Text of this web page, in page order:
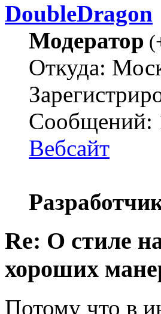
DoubleDragon
Модератор (
Откуда:
Сообщений:
Вебсайт
Re: О стиле
хороших
Потому что в